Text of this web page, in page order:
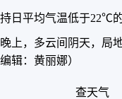
日平均气温低于22℃
上，多云间阴天，局
辑：黄丽娜）
查天气